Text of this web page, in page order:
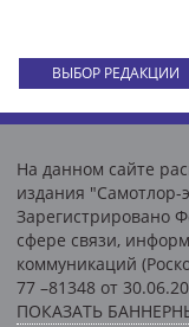
ВЫБОР РЕДАКЦИИ
На данном сайте
издания "Самотлор-
Зарегистрировано
сфере связи,
коммуникаций
77 –81348 от
ПОКАЗАТЬ